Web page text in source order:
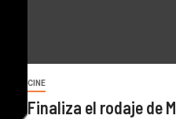
CINE
Finaliza el rodaje de